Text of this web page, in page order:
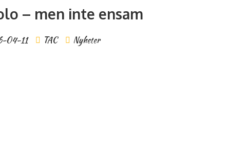
– men inte ensam
04-11 TAC Nyheter